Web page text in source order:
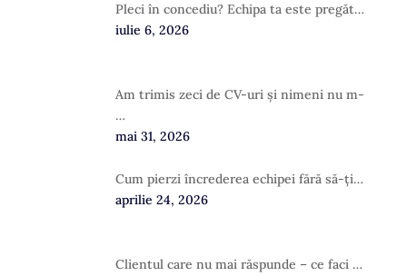
Pleci în concediu? Echipa ta este pregăt…
iulie 6, 2026
Am trimis zeci de CV-uri și nimeni nu m-
…
mai 31, 2026
Cum pierzi încrederea echipei fără să-ți…
aprilie 24, 2026
Clientul care nu mai răspunde – ce faci …